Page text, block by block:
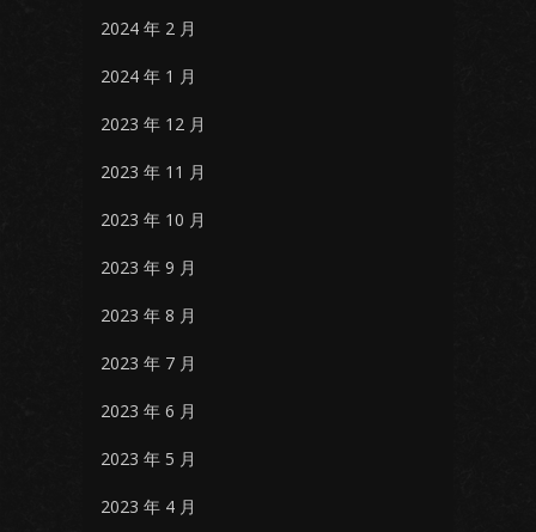
2024 年 2 月
2024 年 1 月
2023 年 12 月
2023 年 11 月
2023 年 10 月
2023 年 9 月
2023 年 8 月
2023 年 7 月
2023 年 6 月
2023 年 5 月
2023 年 4 月